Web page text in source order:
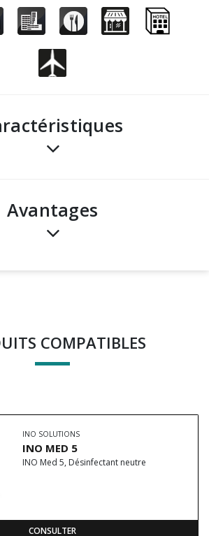
avantages
COMPATIBLES
INO SOLUTIONS
INO MED 5
INO Med 5, Désinfectant neutre
CONSULTER